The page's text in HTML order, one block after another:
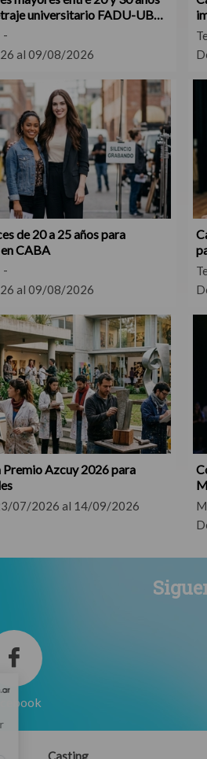
universitario FADU-UBA
al 09/08/2026
de 20 a 25 años para
CABA
al 09/08/2026
Azcuy 2026 para
07/2026 al 14/09/2026
Casting